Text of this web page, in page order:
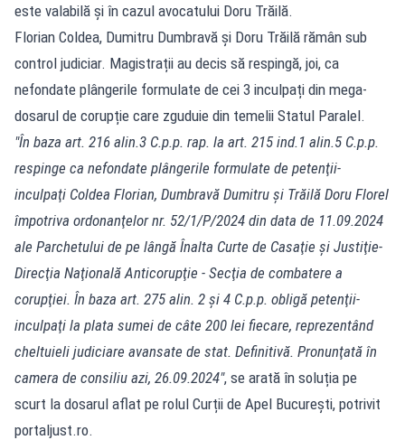
este valabilă și în cazul avocatului Doru Trăilă.
Florian Coldea, Dumitru Dumbravă și Doru Trăilă rămân sub
control judiciar. Magistrații au decis să respingă, joi, ca
nefondate plângerile formulate de cei 3 inculpați din mega-
dosarul de corupție care zguduie din temelii Statul Paralel.
"În baza art. 216 alin.3 C.p.p. rap. la art. 215 ind.1 alin.5 C.p.p.
respinge ca nefondate plângerile formulate de petenţii-
inculpaţi Coldea Florian, Dumbravă Dumitru şi Trăilă Doru Florel
împotriva ordonanţelor nr. 52/1/P/2024 din data de 11.09.2024
ale Parchetului de pe lângă Înalta Curte de Casaţie şi Justiţie-
Direcţia Naţională Anticorupţie - Secţia de combatere a
corupţiei. În baza art. 275 alin. 2 şi 4 C.p.p. obligă petenţii-
inculpaţi la plata sumei de câte 200 lei fiecare, reprezentând
cheltuieli judiciare avansate de stat. Definitivă. Pronunţată în
camera de consiliu azi, 26.09.2024", se arată în soluția pe
scurt la dosarul aflat pe rolul Curții de Apel București, potrivit
portaljust.ro.